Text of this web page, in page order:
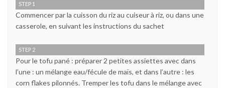
STEP 1
Commencer par la cuisson du riz au cuiseur à riz, ou dans une
casserole, en suivant les instructions du sachet
STEP 2
Pour le tofu pané : préparer 2 petites assiettes avec dans
l’une : un mélange eau/fécule de maïs, et dans l’autre : les
corn flakes pilonnés. Tremper les tofu dans le mélange avec